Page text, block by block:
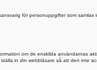
för personuppgifter som
om de enskilda användarnas
in din webbläsare så att den inte